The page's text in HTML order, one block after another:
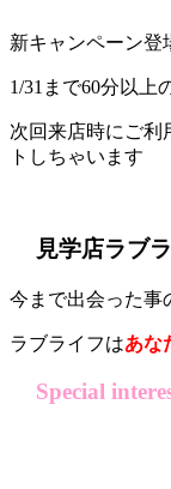
新キャンペーン登
1/31まで60分以上
次回来店時にご利
トしちゃいます
見学店ラブ
今まで出会った事
ラブライフはあな
Special